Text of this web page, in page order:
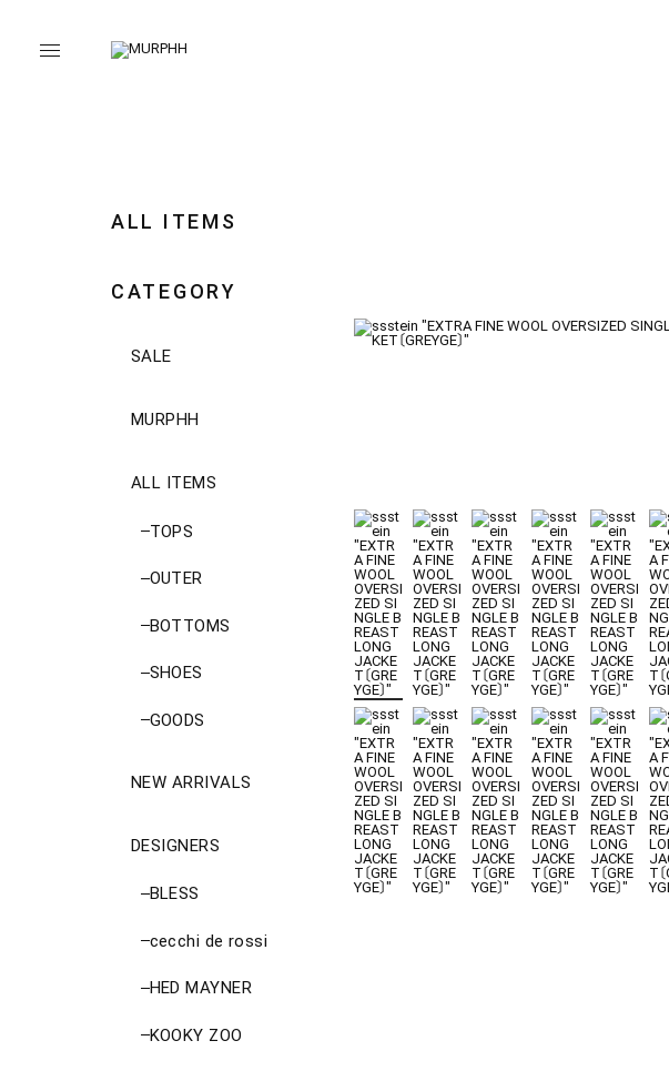
ALL ITEMS
CATEGORY
SALE
MURPHH
ALL ITEMS
TOPS
OUTER
BOTTOMS
SHOES
GOODS
NEW ARRIVALS
DESIGNERS
BLESS
cecchi de rossi
HED MAYNER
KOOKY ZOO